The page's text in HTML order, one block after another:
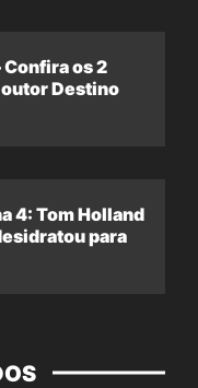
os 2
Destino
4: Tom Holland
para